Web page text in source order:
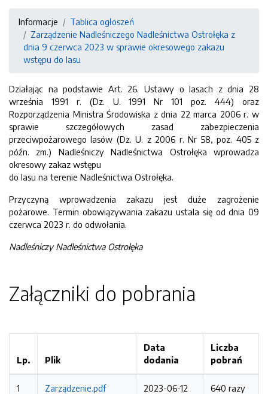
Informacje
Tablica ogłoszeń
Zarządzenie Nadleśniczego Nadleśnictwa Ostrołęka z
dnia 9 czerwca 2023 w sprawie okresowego zakazu
wstępu do lasu
Działając na podstawie Art. 26. Ustawy o lasach z dnia 28
września 1991 r. (Dz. U. 1991 Nr 101 poz. 444) oraz
Rozporządzenia Ministra Środowiska z dnia 22 marca 2006 r. w
sprawie szczegółowych zasad zabezpieczenia
przeciwpożarowego lasów (Dz. U. z 2006 r. Nr 58, poz. 405 z
późn. zm.) Nadleśniczy Nadleśnictwa Ostrołęka wprowadza
okresowy zakaz wstępu
do lasu na terenie Nadleśnictwa Ostrołęka.
Przyczyną wprowadzenia zakazu jest duże zagrożenie
pożarowe. Termin obowiązywania zakazu ustala się od dnia 09
czerwca 2023 r. do odwołania.
Nadleśniczy Nadleśnictwa Ostrołęka
Załączniki do pobrania
Lp. Plik
Data
dodania
Liczba
pobrań
1
Zarządzenie.pdf
2023-06-12
640 razy